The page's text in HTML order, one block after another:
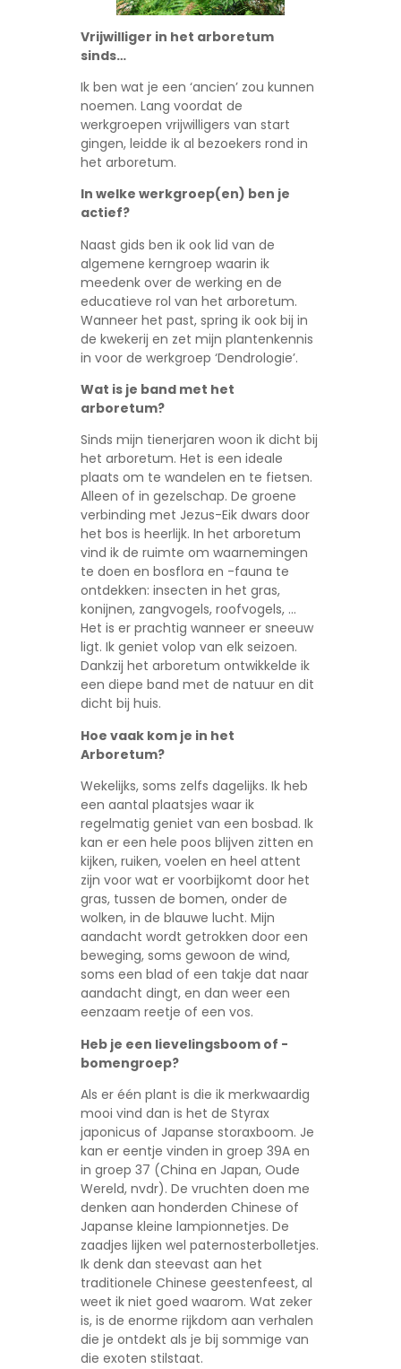
Vrijwilliger in het arboretum
sinds…
Ik ben wat je een ‘ancien’ zou kunnen
noemen. Lang voordat de
werkgroepen vrijwilligers van start
gingen, leidde ik al bezoekers rond in
het arboretum.
In welke werkgroep(en) ben je
actief?
Naast gids ben ik ook lid van de
algemene kerngroep waarin ik
meedenk over de werking en de
educatieve rol van het arboretum.
Wanneer het past, spring ik ook bij in
de kwekerij en zet mijn plantenkennis
in voor de werkgroep ‘Dendrologie’.
Wat is je band met het
arboretum?
Sinds mijn tienerjaren woon ik dicht bij
het arboretum. Het is een ideale
plaats om te wandelen en te fietsen.
Alleen of in gezelschap. De groene
verbinding met Jezus-Eik dwars door
het bos is heerlijk. In het arboretum
vind ik de ruimte om waarnemingen
te doen en bosflora en -fauna te
ontdekken: insecten in het gras,
konijnen, zangvogels, roofvogels, …
Het is er prachtig wanneer er sneeuw
ligt. Ik geniet volop van elk seizoen.
Dankzij het arboretum ontwikkelde ik
een diepe band met de natuur en dit
dicht bij huis.
Hoe vaak kom je in het
Arboretum?
Wekelijks, soms zelfs dagelijks. Ik heb
een aantal plaatsjes waar ik
regelmatig geniet van een bosbad. Ik
kan er een hele poos blijven zitten en
kijken, ruiken, voelen en heel attent
zijn voor wat er voorbijkomt door het
gras, tussen de bomen, onder de
wolken, in de blauwe lucht. Mijn
aandacht wordt getrokken door een
beweging, soms gewoon de wind,
soms een blad of een takje dat naar
aandacht dingt, en dan weer een
eenzaam reetje of een vos.
Heb je een lievelingsboom of -
bomengroep?
Als er één plant is die ik merkwaardig
mooi vind dan is het de Styrax
japonicus of Japanse storaxboom. Je
kan er eentje vinden in groep 39A en
in groep 37 (China en Japan, Oude
Wereld, nvdr). De vruchten doen me
denken aan honderden Chinese of
Japanse kleine lampionnetjes. De
zaadjes lijken wel paternosterbolletjes.
Ik denk dan steevast aan het
traditionele Chinese geestenfeest, al
weet ik niet goed waarom. Wat zeker
is, is de enorme rijkdom aan verhalen
die je ontdekt als je bij sommige van
die exoten stilstaat.